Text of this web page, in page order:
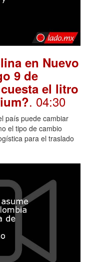
en Nuevo
9 de
el litro
. 04:30
país puede cambiar
el tipo de cambio
para el traslado